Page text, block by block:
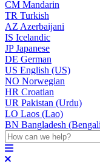
CM Mandarin
TR Turkish
AZ Azerbaijani
IS Icelandic
JPJapanese
DE German
US English (US)
NO Norwegian
HR Croatian
UR Pakistan (Urdu)
LO Laos (Lao)
BN Bangladesh